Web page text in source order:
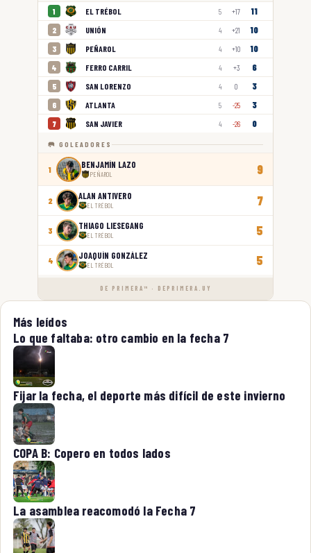
1 EL TRÉBOL 5 +17 11
2 UNIÓN 4 +21 10
3 PEÑAROL 4 +10 10
4 FERRO CARRIL 4 +3 6
5 SAN LORENZO 4 0 3
6 ATLANTA 5 -25 3
7 SAN JAVIER 4 -26 0
🥅 GOLEADORES
1 BENJAMÍN LAZO
PEÑAROL 9
2 ALAN ANTIVERO
EL TRÉBOL 7
3 THIAGO LIESEGANG
EL TRÉBOL 5
4 JOAQUÍN GONZÁLEZ
EL TRÉBOL 5
DE PRIMERA™ · DEPRIMERA.UY
Más leídos
Lo que faltaba: otro cambio en la fecha 7
Fijar la fecha, el deporte más difícil de este invierno
COPA B: Copero en todos lados
La asamblea reacomodó la Fecha 7